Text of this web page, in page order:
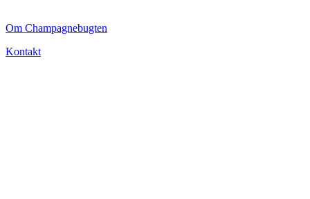
Om Champagnebugten
Kontakt